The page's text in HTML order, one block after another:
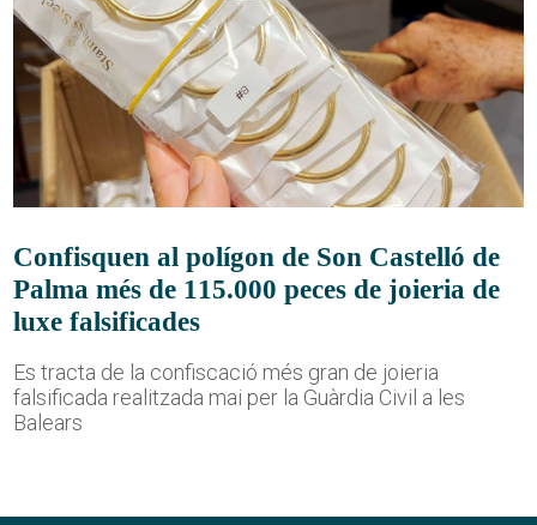
Confisquen al polígon de Son Castelló de
Palma més de 115.000 peces de joieria de
luxe falsificades
Es tracta de la confiscació més gran de joieria
falsificada realitzada mai per la Guàrdia Civil a les
Balears